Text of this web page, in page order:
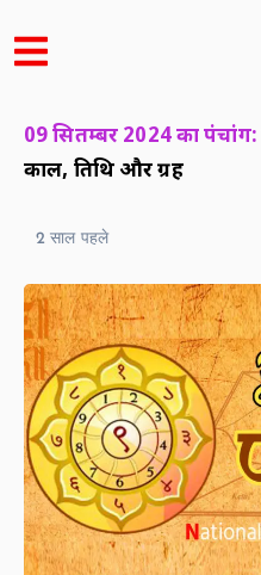
09 सितम्बर 2024 का पंचांग:
काल, तिथि और ग्रह
2 साल पहले